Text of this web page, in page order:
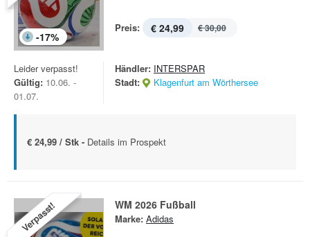
-17%
Preis: € 24,99 € 30,00
Leider verpasst!
Gültig: 10.06. -
01.07.
Händler: INTERSPAR
Stadt:
Klagenfurt am Wörthersee
€ 24,99 / Stk - Details im Prospekt
Verpasst! WM 2026 Fußball
Marke: Adidas